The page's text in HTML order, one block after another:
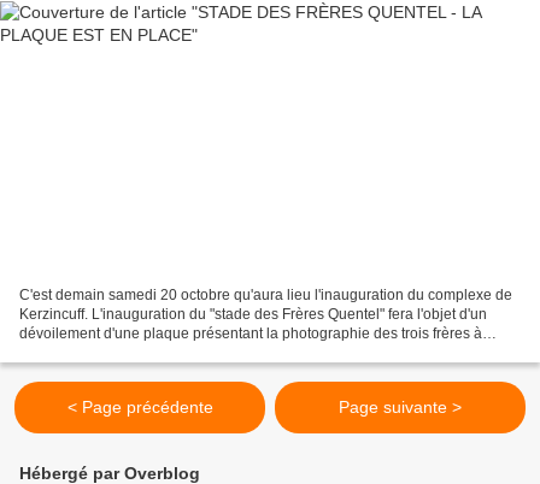
C'est demain samedi 20 octobre qu'aura lieu l'inauguration du complexe de
Kerzincuff. L'inauguration du "stade des Frères Quentel" fera l'objet d'un
dévoilement d'une plaque présentant la photographie des trois frères à
< Page précédente Page suivante >
Hébergé par Overblog